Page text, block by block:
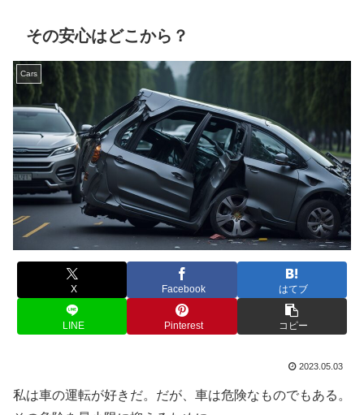
その安心はどこから？
Cars
X Facebook はてブ
LINE Pinterest コピー
2023.05.03
私は車の運転が好きだ。だが、車は危険なものでもある。